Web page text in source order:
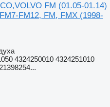
FM (01.05-01.14)
FM12, FM, FMX (1998-
4324250010 4324251010